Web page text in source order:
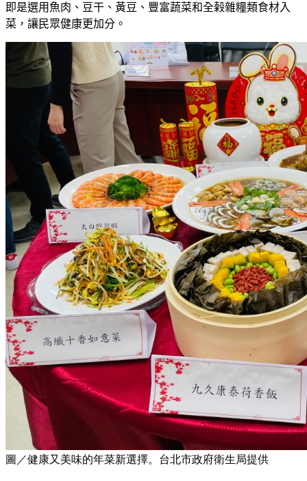
即是選用魚肉、豆干 、 黃豆 、 豐富蔬菜和全榖雜糧類食材入
菜，讓民眾健康更加分。
圖／健康又美味的年菜新選擇。台北市政府衛生局提供